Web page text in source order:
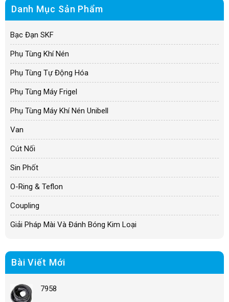
Danh Mục Sản Phẩm
Bạc Đạn SKF
Phụ Tùng Khí Nén
Phụ Tùng Tự Động Hóa
Phụ Tùng Máy Frigel
Phụ Tùng Máy Khí Nén Unibell
Van
Cút Nối
Sin Phốt
O-Ring & Teflon
Coupling
Giải Pháp Mài Và Đánh Bóng Kim Loại
Bài Viết Mới
7958